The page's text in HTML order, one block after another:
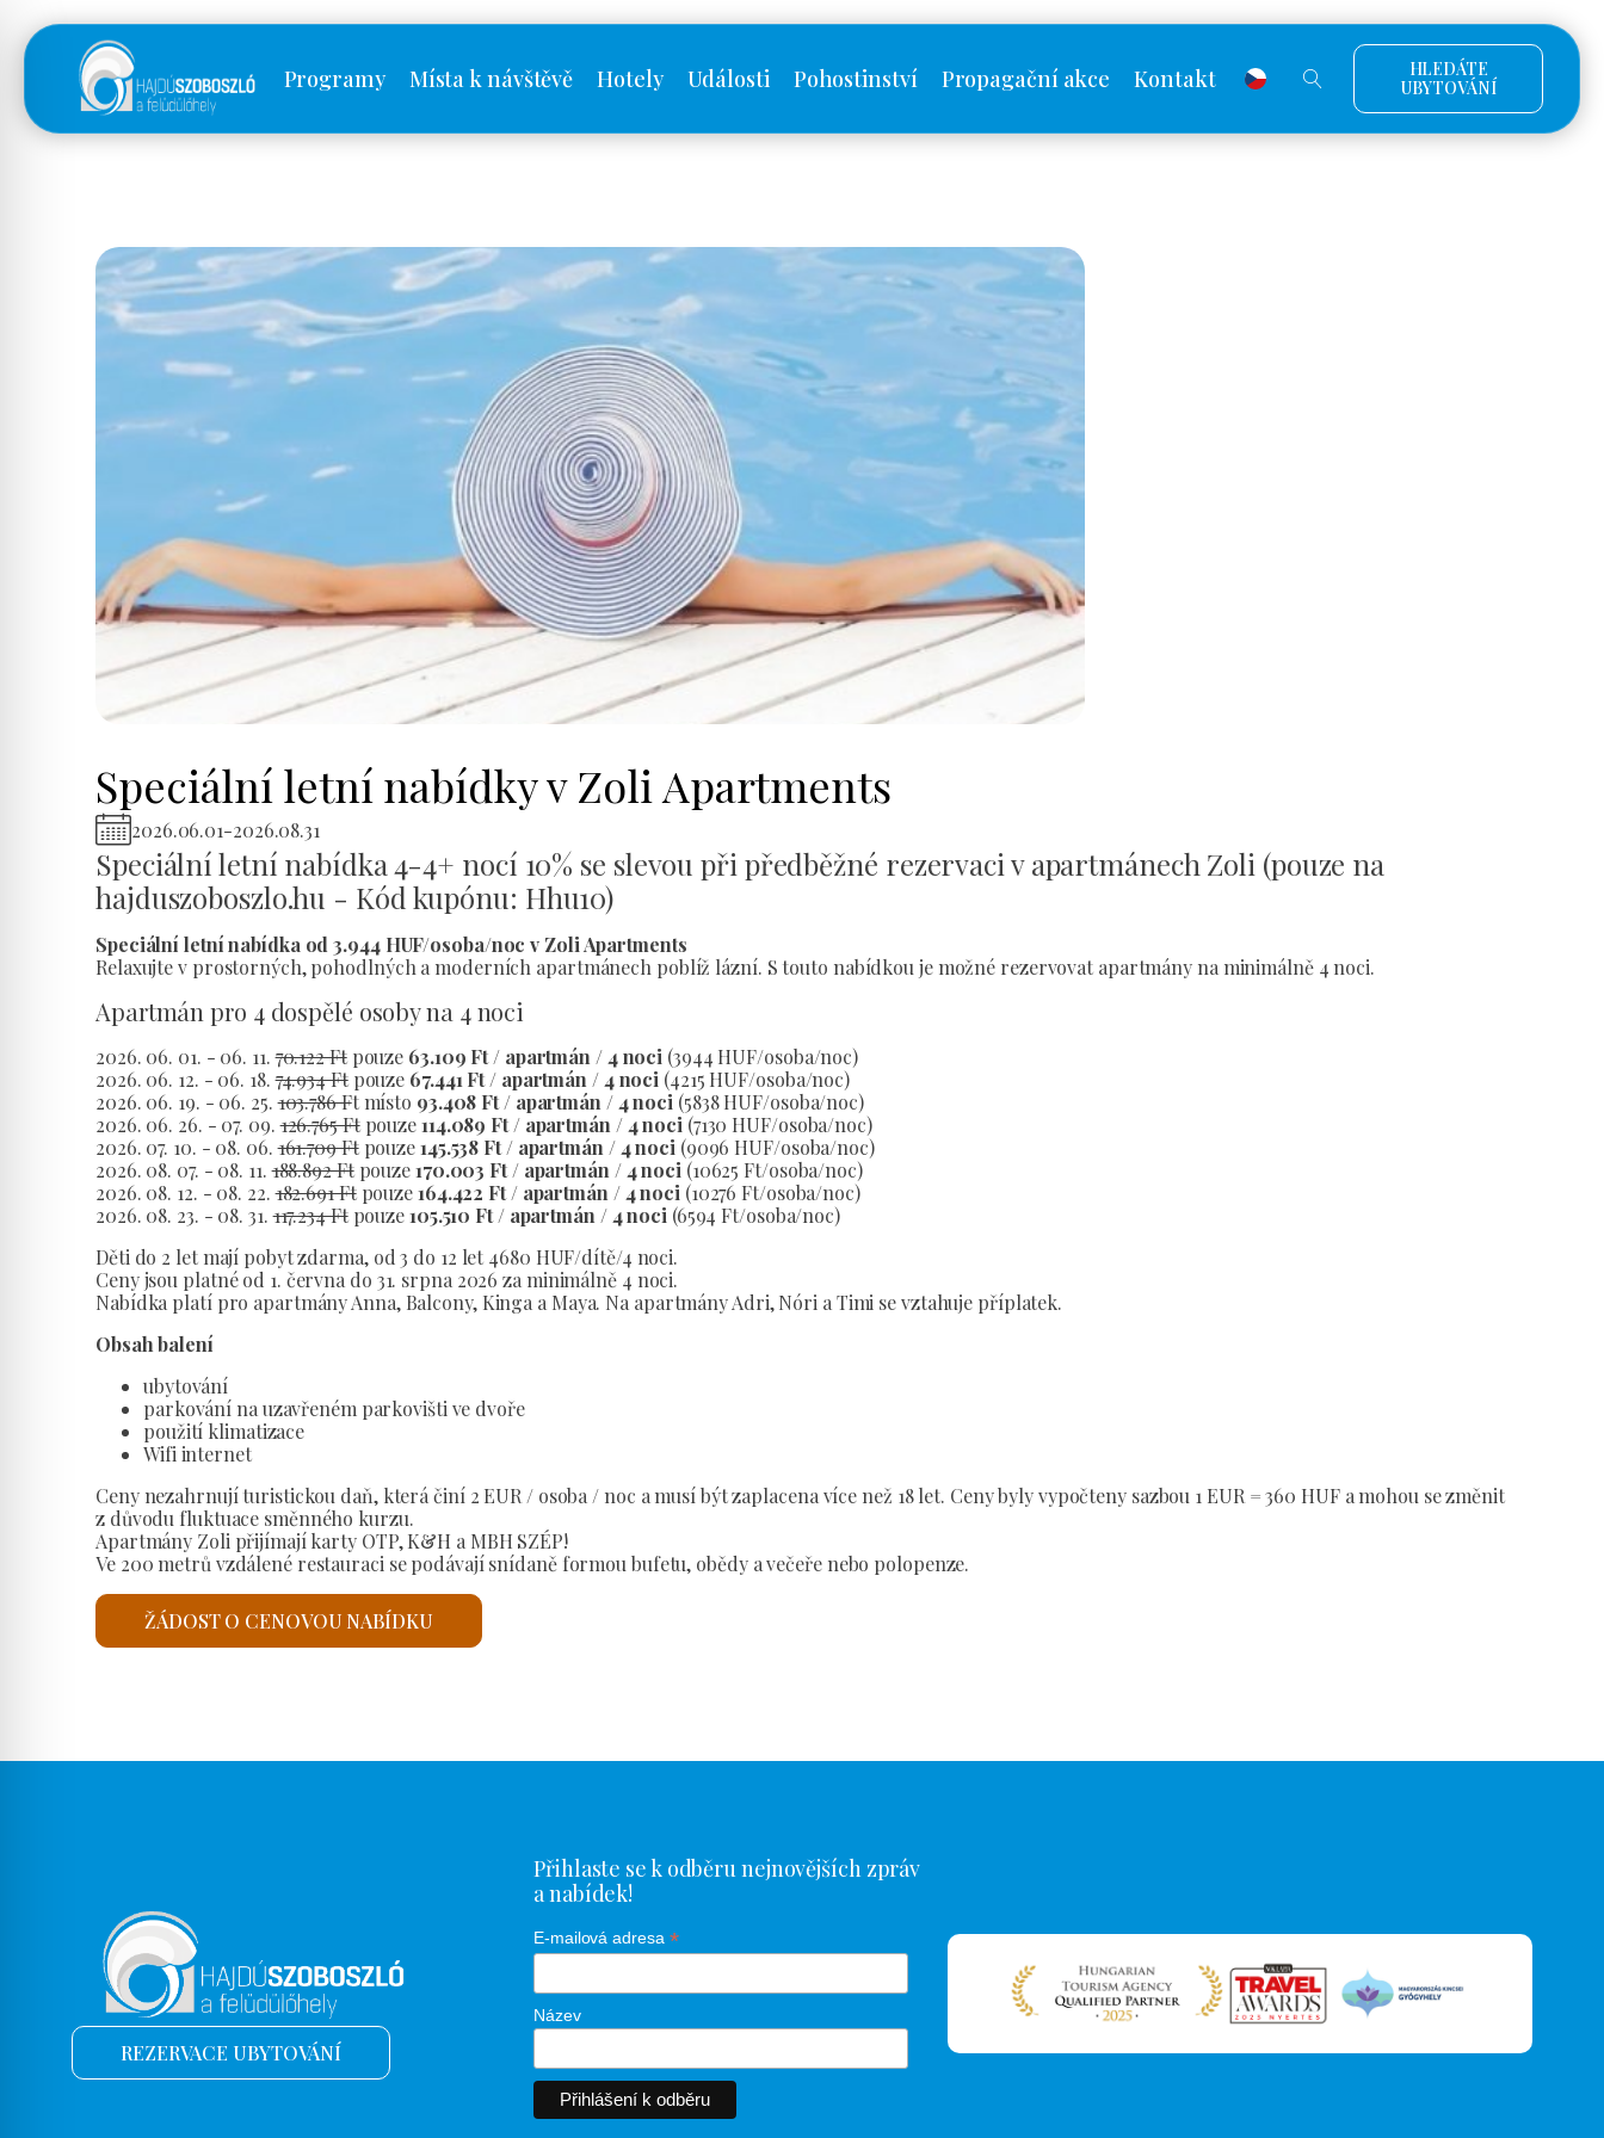
Programy Místa k návštěvě Hotely Události Pohostinství Propagační akce Kontakt
HLEDÁTE
UBYTOVÁNÍ
Speciální letní nabídky v Zoli Apartments
2026.06.01-2026.08.31
Speciální letní nabídka 4-4+ nocí 10% se slevou při předběžné rezervaci v apartmánech Zoli (pouze na
hajduszoboszlo.hu - Kód kupónu: Hhu10)
Speciální letní nabídka od 3.944 HUF/osoba/noc v Zoli Apartments
Relaxujte v prostorných, pohodlných a moderních apartmánech poblíž lázní. S touto nabídkou je možné rezervovat apartmány na minimálně 4 noci.
Apartmán pro 4 dospělé osoby na 4 noci
2026. 06. 01. - 06. 11.70.122 Ftpouze 63.109 Ft / apartmán / 4 noci (3944 HUF/osoba/noc)
2026. 06. 12. - 06. 18.74.934 Ftpouze 67.441 Ft / apartmán / 4 noci (4215 HUF/osoba/noc)
2026. 06. 19. - 06. 25.103.786 Ft místo 93.408 Ft / apartmán / 4 noci (5838 HUF/osoba/noc)
2026. 06. 26. - 07. 09.126.765 Ftpouze114.089 Ft / apartmán / 4 noci (7130 HUF/osoba/noc)
2026. 07. 10. - 08. 06.161.709 Ftpouze145.538 Ft / apartmán / 4 noci (9096 HUF/osoba/noc)
2026. 08. 07. - 08. 11.188.892 Ftpouze170.003 Ft / apartmán / 4 noci (10625 Ft/osoba/noc)
2026. 08. 12. - 08. 22.182.691 Ftpouze164.422 Ft / apartmán / 4 noci (10276 Ft/osoba/noc)
2026. 08. 23. - 08. 31.117.234 Ftpouze105.510 Ft / apartmán / 4 noci (6594 Ft/osoba/noc)
Děti do 2 let mají pobyt zdarma, od 3 do 12 let 4680 HUF/dítě/4 noci.
Ceny jsou platné od 1. června do 31. srpna 2026 za minimálně 4 noci.
Nabídka platí pro apartmány Anna, Balcony, Kinga a Maya. Na apartmány Adri, Nóri a Timi se vztahuje příplatek.
Obsah balení
ubytování
parkování na uzavřeném parkovišti ve dvoře
použití klimatizace
Wifi internet
Ceny nezahrnují turistickou daň, která činí 2 EUR / osoba / noc a musí být zaplacena více než 18 let. Ceny byly vypočteny sazbou 1 EUR = 360 HUF a mohou se změnit
z důvodu fluktuace směnného kurzu.
Apartmány Zoli přijímají karty OTP, K&H a MBH SZÉP!
Ve 200 metrů vzdálené restauraci se podávají snídaně formou bufetu, obědy a večeře nebo polopenze.
ŽÁDOST O CENOVOU NABÍDKU
REZERVACE UBYTOVÁNÍ
Přihlaste se k odběru nejnovějších zpráv
a nabídek!
E-mailová adresa *
Název